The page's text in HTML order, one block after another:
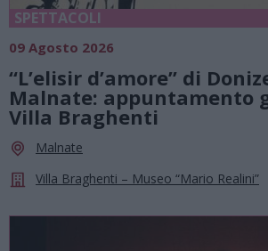
SPETTACOLI
09 Agosto 2026
“L’elisir d’amore” di
Malnate: appuntamento
Villa Braghenti
Malnate
Villa Braghenti – Museo “Mario Realini”